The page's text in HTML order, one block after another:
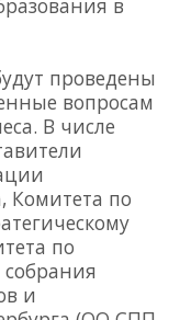
в
проведены
вопросам
В числе
Комитета по
по
собрания
и